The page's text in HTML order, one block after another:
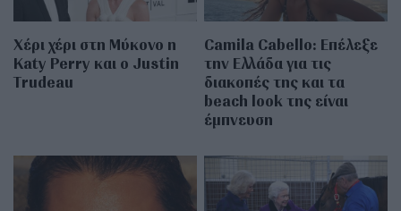
Χέρι χέρι στη Μύκονο η
Katy Perry και ο Justin
Trudeau
Camila Cabello: Επέλεξε
την Ελλάδα για τις
διακοπές της και τα
beach look της είναι
έμπνευση